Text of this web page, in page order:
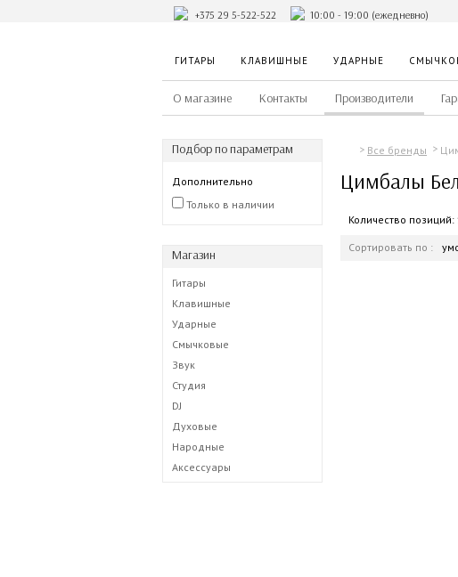
+375 29 5-522-522 10:00 - 19:00 (ежедневно)
ГИТАРЫ КЛАВИШНЫЕ УДАРНЫЕ
О магазине Контакты Производители
Подбор по параметрам
Дополнительно
Только в наличии
Магазин
Гитары
Клавишные
Ударные
Смычковые
Звук
Студия
DJ
Духовые
Народные
Аксессуары
Все бренды
Цимбалы
Количество позиций:
Сортировать по :